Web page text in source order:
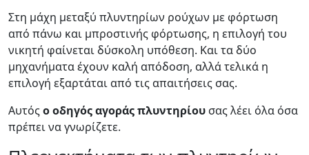
Στη μάχη μεταξύ πλυντηρίων ρούχων με φόρτωση
από πάνω και μπροστινής φόρτωσης, η επιλογή του
νικητή φαίνεται δύσκολη υπόθεση. Και τα δύο
μηχανήματα έχουν καλή απόδοση, αλλά τελικά η
επιλογή εξαρτάται από τις απαιτήσεις σας.
Αυτόςο οδηγός αγοράς πλυντηρίου σας λέει όλα όσα
πρέπει να γνωρίζετε.